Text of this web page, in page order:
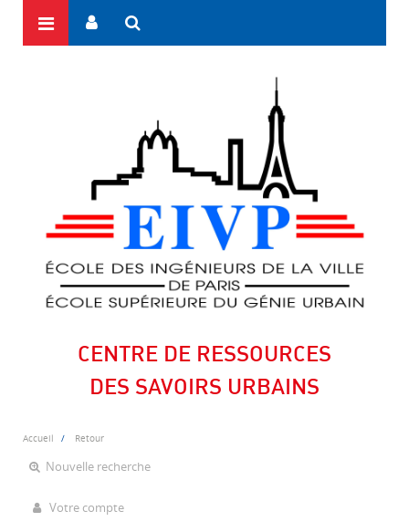
CENTRE DE RESSOURCES
DES SAVOIRS URBAINS
Accueil Retour
Nouvelle recherche
Votre compte